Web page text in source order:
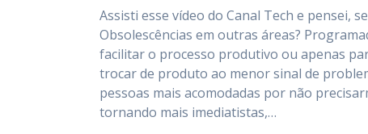
Assisti esse vídeo do Canal Tech e pensei,
Obsolescências em outras áreas?
facilitar o processo produtivo ou apenas
trocar de produto ao menor sinal de
pessoas mais acomodadas por não
tornando mais imediatistas,…